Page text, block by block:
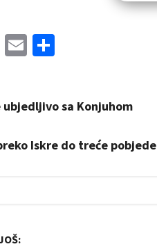
Twitter
Email
sa Konjuhom
Iskre do treće